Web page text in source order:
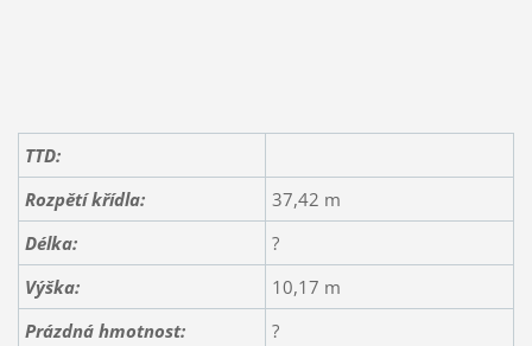
TTD:
Rozpětí křídla:
37,42 m
Délka:
?
Výška:
10,17 m
Prázdná hmotnost:
?